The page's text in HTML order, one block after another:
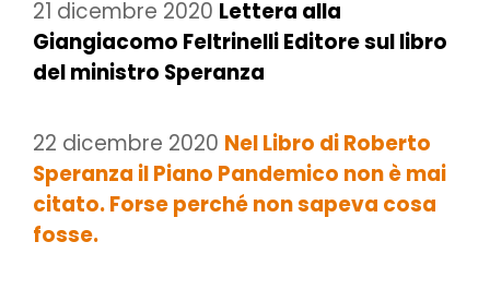
21 dicembre 2020 Lettera alla
Giangiacomo Feltrinelli Editore sul libro
del ministro Speranza
22 dicembre 2020 Nel Libro di Roberto
Speranza il Piano Pandemico non è mai
citato. Forse perché non sapeva cosa
fosse.